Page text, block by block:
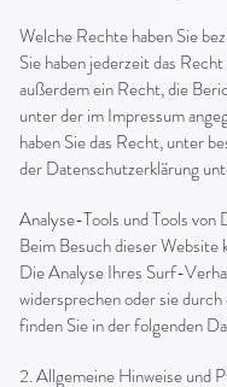
Welche Rechte haben Sie
Sie haben jederzeit das
außerdem ein Recht, die
unter der im Impressum
haben Sie das Recht, unter
der Datenschutzerklärung
Analyse-Tools und Tools
Beim Besuch dieser
Die Analyse Ihres Surf-
widersprechen oder sie
finden Sie in der folgenden
2. Allgemeine Hinweise und